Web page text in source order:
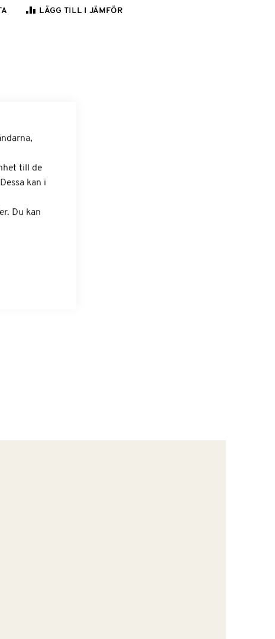
LÄGG TILL I JÄMFÖR
till de
kan i
Du kan